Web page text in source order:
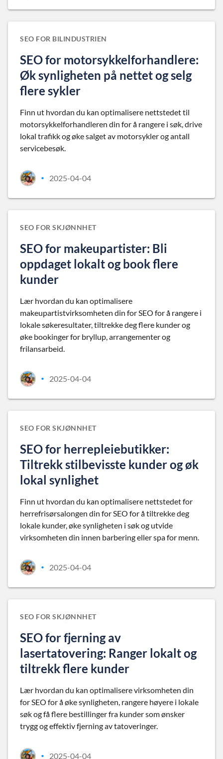
SEO FOR BILINDUSTRIEN
SEO for motorsykkelforhandlere:
Øk synligheten på nettet og selg
flere sykler
Finn ut hvordan du kan optimalisere nettstedet til
motorsykkelforhandleren din for å rangere i søk, drive
lokal trafikk og øke salget av motorsykler og antall
servicebesøk.
• 2025-04-04
SEO FOR SKJØNNHET
SEO for makeupartister: Bli
oppdaget lokalt og book flere
kunder
Lær hvordan du kan optimalisere
makeupartistvirksomheten din for SEO for å rangere i
lokale søkeresultater, tiltrekke deg flere kunder og
øke bookinger for bryllup, arrangementer og
frilansarbeid.
• 2025-04-04
SEO FOR SKJØNNHET
SEO for herrepleiebutikker:
Tiltrekk stilbevisste kunder og øk
lokal synlighet
Finn ut hvordan du kan optimalisere nettstedet for
herrefrisørsalongen din for SEO for å tiltrekke deg
lokale kunder, øke synligheten i søk og utvide
virksomheten din innen barbering eller spa for menn.
• 2025-04-04
SEO FOR SKJØNNHET
SEO for fjerning av
lasertatovering: Ranger lokalt og
tiltrekk flere kunder
Lær hvordan du kan optimalisere virksomheten din
for SEO for å øke synligheten, rangere høyere i lokale
søk og få flere bestillinger fra kunder som ønsker
trygg og effektiv fjerning av tatoveringer.
• 2025-04-04